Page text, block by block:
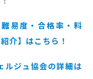
易度・合格率・料
介】はこちら！
ルジュ協会の詳細は